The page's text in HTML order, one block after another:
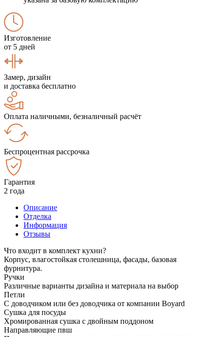
Изготовление
от 5 дней
Замер, дизайн
и доставка бесплатно
Оплата наличными, безналичный расчёт
Беспроцентная рассрочка
Гарантия
2 года
Описание
Отделка
Информация
Отзывы
Что входит в комплект кухни?
Корпус, влагостойкая столешница, фасады, базовая
фурнитура.
Ручки
Различные варианты дизайна и материала на выбор
Петли
С доводчиком или без доводчика от компании Boyard
Сушка для посуды
Хромированная сушка с двойным поддоном
Направляющие пвш